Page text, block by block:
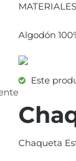
MATERIALES
Algodón
Este
Chaqueta